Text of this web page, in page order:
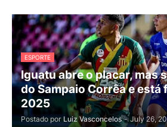
ESPORTE
Iguatu abre o placar, mas
do Sampaio Corrêa e está
2025
Postado por Luiz Vasconcelos - July 26,